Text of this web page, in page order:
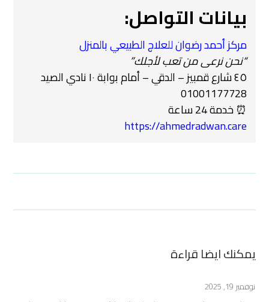
بيانات التواصل:
مركز أحمد رضوان للعلاج الطبيعي بالمنزل
“نحن نرعى من تعب لأجلك”
٤٥ شارع قمبيز – الدقي – أمام بوابة ١٠ نادي الصيد
01001177728
⏰ خدمة 24 ساعة
https://ahmedradwan.care
يمكنك ايضا قراءة
نوفمبر 19, 2025